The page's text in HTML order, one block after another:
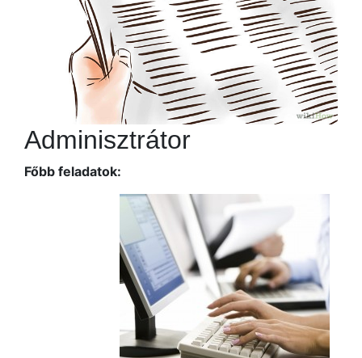
Adminisztrátor
Főbb feladatok: